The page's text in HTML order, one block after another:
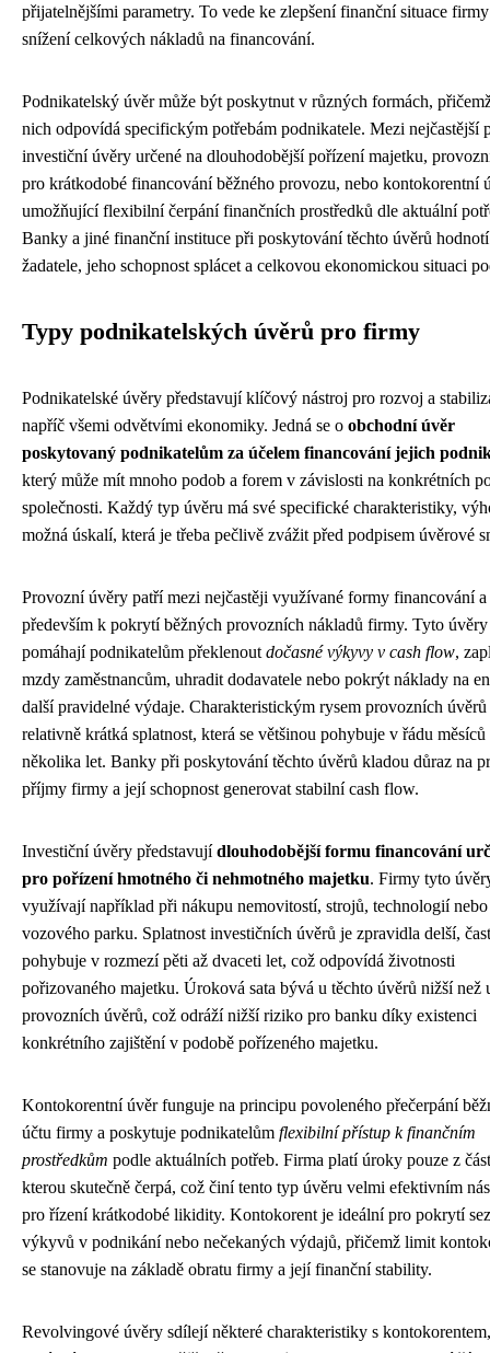
přijatelnějšími parametry. To vede ke zlepšení finanční situace
snížení celkových nákladů na financování.
Podnikatelský úvěr může být poskytnut v různých formách,
nich odpovídá specifickým potřebám podnikatele. Mezi nejčastější
investiční úvěry určené na dlouhodobější pořízení majetku,
pro krátkodobé financování běžného provozu, nebo kontokorentní
umožňující flexibilní čerpání finančních prostředků dle aktuální
Banky a jiné finanční instituce při poskytování těchto úvěrů
žadatele, jeho schopnost splácet a celkovou ekonomickou situaci
Typy podnikatelských úvěrů pro firmy
Podnikatelské úvěry představují klíčový nástroj pro rozvoj a
napříč všemi odvětvími ekonomiky. Jedná se o obchodní úvěr
poskytovaný podnikatelům za účelem financování jejich
který může mít mnoho podob a forem v závislosti na konkrétních
společnosti. Každý typ úvěru má své specifické charakteristiky,
možná úskalí, která je třeba pečlivě zvážit před podpisem úvěrové
Provozní úvěry patří mezi nejčastěji využívané formy financování
především k pokrytí běžných provozních nákladů firmy. Tyto úvěry
pomáhají podnikatelům překlenout dočasné výkyvy v cash flow,
mzdy zaměstnancům, uhradit dodavatele nebo pokrýt náklady na
další pravidelné výdaje. Charakteristickým rysem provozních
relativně krátká splatnost, která se většinou pohybuje v řádu měsíců
několika let. Banky při poskytování těchto úvěrů kladou důraz na
příjmy firmy a její schopnost generovat stabilní cash flow.
Investiční úvěry představujídlouhodobější formu financování
pro pořízení hmotného či nehmotného majetku. Firmy tyto
využívají například při nákupu nemovitostí, strojů, technologií nebo
vozového parku. Splatnost investičních úvěrů je zpravidla delší,
pohybuje v rozmezí pěti až dvaceti let, což odpovídá životnosti
pořizovaného majetku. Úroková sata bývá u těchto úvěrů nižší než
provozních úvěrů, což odráží nižší riziko pro banku díky existenci
konkrétního zajištění v podobě pořízeného majetku.
Kontokorentní úvěr funguje na principu povoleného přečerpání
účtu firmy a poskytuje podnikatelům flexibilní přístup k finančním
prostředkům podle aktuálních potřeb. Firma platí úroky pouze z
kterou skutečně čerpá, což činí tento typ úvěru velmi efektivním
pro řízení krátkodobé likidity. Kontokorent je ideální pro pokrytí
výkyvů v podnikání nebo nečekaných výdajů, přičemž limit
se stanovuje na základě obratu firmy a její finanční stability.
Revolvingové úvěry sdílejí některé charakteristiky s